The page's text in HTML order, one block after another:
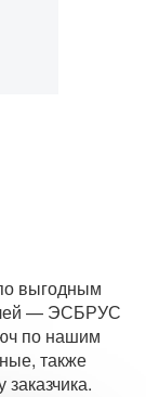
выгодным
— ЭСБРУС
по нашим
также